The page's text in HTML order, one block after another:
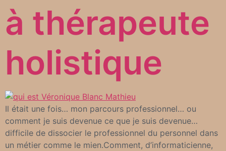
à thérapeute
holistique
Il était une fois… mon parcours professionnel… ou
comment je suis devenue ce que je suis devenue…
difficile de dissocier le professionnel du personnel dans
un métier comme le mien.Comment, d’informaticienne,